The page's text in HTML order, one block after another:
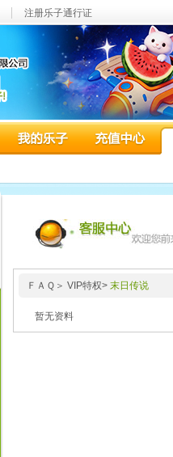
注册乐子通行证
ＦＡＱ＞ VIP特权> 末日传说
暂无资料